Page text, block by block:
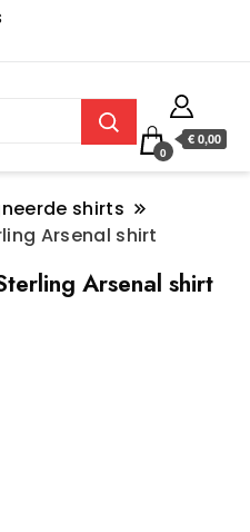
0
€ 0,00
shirts
Arsenal shirt
Arsenal shirt